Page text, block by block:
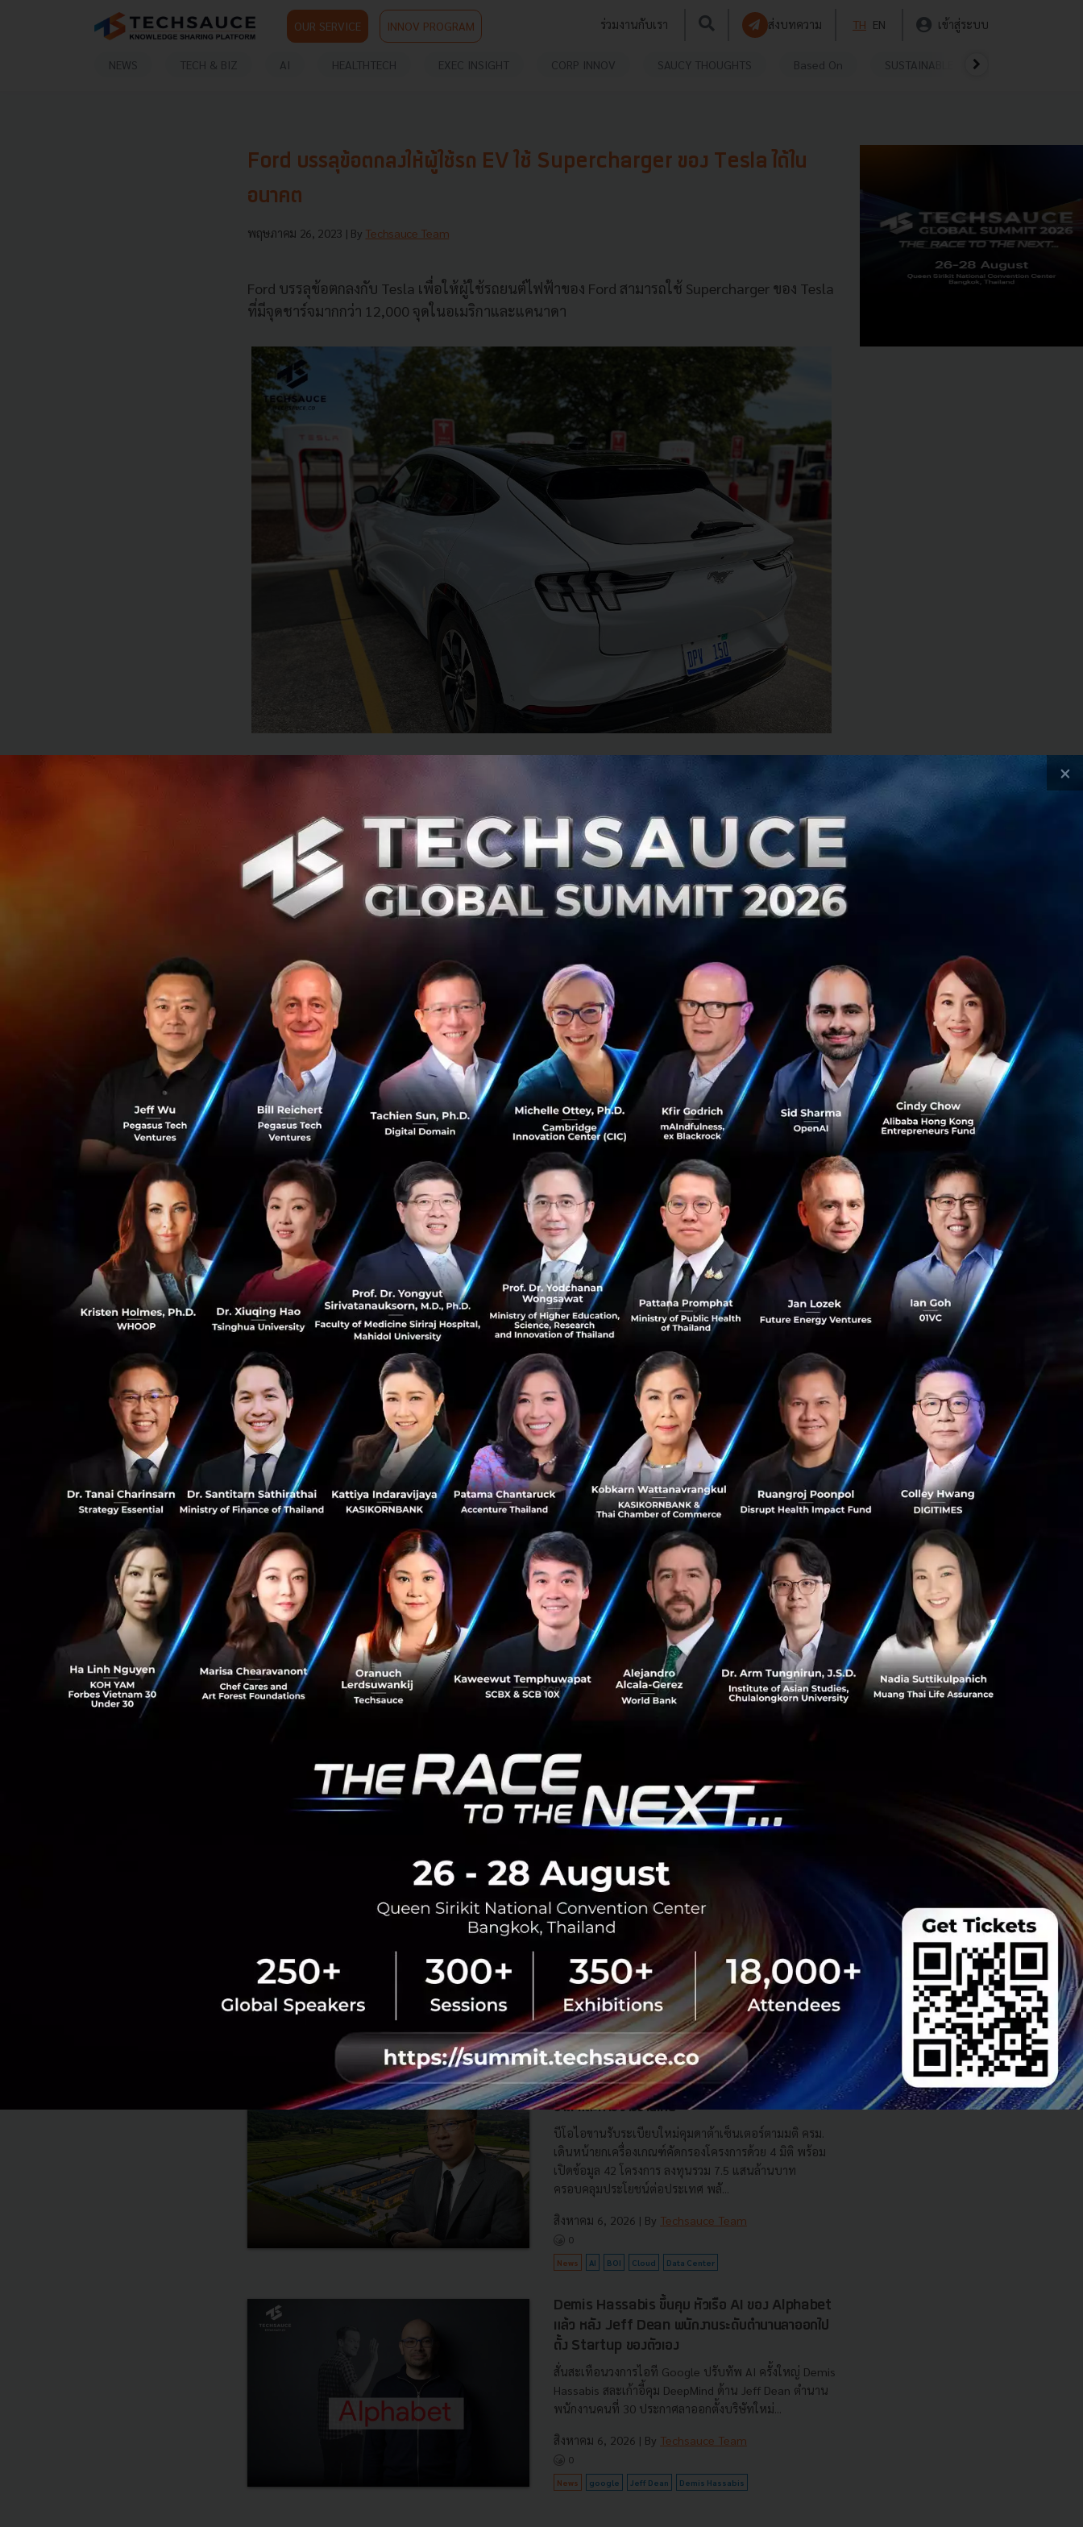
OUR SERVICE INNOV PROGRAM ร่วมงานกับเรา ส่งบทความ TH EN เข้าสู่ระบบ
NEWS TECH & BIZ AI HEALTHTECH EXEC INSIGHT CORP INNOV SAUCY THOUGHTS Based On SUSTAINABLE
0
0
Ford บรรลุข้อตกลงให้ผู้ใช้รถ EV ใช้ Supercharger ของ Tesla ได้ใน
อนาคต
พฤษภาคม 26, 2023 | By Techsauce Team
Ford บรรลุข้อตกลงกับ Tesla เพื่อให้ผู้ใช้รถยนต์ไฟฟ้าของ Ford สามารถใช้ Supercharger ของ Tesla
ที่มีจุดชาร์จมากกว่า 12,000 จุดในอเมริกาและแคนาดา
Ford ได้เข้าร่วมบรรลุข้อตกลงกับ Tesla ในการให้ผู้ที่ใช้รถยนต์ EV ของ Ford สามารถใช้งาน
Supercharger ของ Tesla ได้ในอเมริกาและแคนาดา
มากไปกว่านั้นยังสามารถใช้หัวชาร์จของ Ford กับ Supercharger ของ Tesla ได้อีกด้วย ซึ่ง รถ EV รุ่น
ต่อไปของ Ford จะติดตั้งพอร์ตชาร์จของ Tesla ที่เรียกว่า North American Charging Standard
รุ่นที่ 2 ของ Ford จะตามมาทีหลัง
ข้อตกลงดังกล่าวนี้เกิดขึ้นระหว่างการไลฟ์คุยกันใน Twitter Space ของ Elon Musk CEO ของ Tesla
และ Jim Farley CEO ของ Ford
ในรถยนต์ EV รุ่นที่ 2 ของ Ford ที่มีพอร์ต NACS จะมีตัวเลือกในการชาร์จที่เป็นมาตราฐานแบบ CCS (
Combined Charging System) ซึ่งใช้กันทั่วไปในอเมริกาเหนือ
Ford ระบุว่าราคาของอะแดปเตอร์จะไม่สูงมาก และจะมีตัวเลือกในการชำระเงินหลากหลายแบบ เช่น
การสมัครสมาชิก ซึ่งราคาจะอยู่ในช่วงหนึ่งร้อยดอลลาร์
ลูกค้ารถยนต์ไฟฟ้าของ Ford จะได้ใช้ตัวอะแดปเตอร์ชาร์จที่พัฒนาโดย Tesla ทั้งนี้ก็เพื่อให้รถยนต์
Ford F-150 Lightning, Mustang Mach-E, และ E-Transit ที่มีพอร์ตชาร์จแบบ Combined Charging
System สามารถเข้าถึง Supercharger V3 ของ Tesla ได้
ตามคำแถลงของ CEO Ford และ Tesla ลูกค้าของ Ford จะสามารถใช้ Supercharger หรือ Fast-
charger ได้ในช่วงฤดูใบไม้ผลิ ปี 2024
ลูกค้าของ Ford สามารถการเข้าถึงเครือข่ายการชาร์จสาธารณะที่เรียกว่า BlueOval Charge Network
ซึ่งประกอบด้วยชาร์จเต็มรูปแบบมากกว่า 84,000 จุดแบบ Fast-Charger และเข้าถึงเครื่องชาร์จแบบ
DC Fast-Charger กว่า 10,000 จุด
นอกจากนี้ตัวแทนจำหน่ายของ Ford กำลังเพิ่มจุด Fast-Charger และสถานที่สำหรับติดตั้งเครือข่าย
BlueOval Charge Network ประมาณ 1,800 จุดในอมริกาและแคนาดา
สำหรับเมืองไทย Tesla ก็เริ่มเข้ามาตั้งศูนย์จำหน่ายที่ประเทศไทย จึงน่าจับตามองอย่างยิ่งว่าใน
อนาคต ประชาชนชาวไทยที่ใช้ Ford หรือ Tesla จะสามารถใช้หัวชาร์จแบบเดียวกับที่กำลังทำใน
อเมริกาและแคนาดาหรือไม่
ที่มา :TechCrunch,The Verge
News ev ford tesla elon-musk ev-charger supercharger fast-charger
RELATED ARTICLE
นวัตกรรม–ปฏิรูประบบราชการ เพื่อยกระดับขีดความ
สามารถประเทศ
นายอนุทิน ชาญวีรกูล นายกรัฐมนตรีและรัฐมนตรีว่าการ
กระทรวงมหาดไทย กล่าวปาฐกถาพิเศษในหัวข้อ “ฝ่าวิกฤติ
รับมือระเบียบโลกใหม่” ในงาน The INTANIA Forum...
สิงหาคม 6, 2026| By Techsauce Team
0
News ประเทศไทย เศรษฐกิจไทย
BOI รื้อเกณฑ์ Data Center ชู 4 มิติดันไทยสู่ฮับ AI
ยั่งยืน คุมเข้มใช้พลังงาน ทรัพยากรน้ำ พร้อมตอบโจทย์
ชาติ และการจ้างงานไทย
บีโอไอขานรับระเบียบใหม่คุมดาต้าเซ็นเตอร์ตามมติ ครม.
เดินหน้ายกเครื่องเกณฑ์คัดกรองโครงการด้วย 4 มิติ พร้อม
เปิดข้อมูล 42 โครงการ ลงทุนรวม 7.5 แสนล้านบาท
ครอบคลุมประโยชน์ต่อประเทศ พลั...
สิงหาคม 6, 2026 | By Techsauce Team
0
News AI BOI Cloud Data Center
Demis Hassabis ขึ้นคุม หัวเรือ AI ของ Alphabet
แล้ว หลัง Jeff Dean พนักงานระดับตำนานลาออกไป
ตั้ง Startup ของตัวเอง
สั่นสะเทือนวงการไอที Google ปรับทัพ AI ครั้งใหญ่ Demis
Hassabis สละเก้าอี้คุม DeepMind ด้าน Jeff Dean ตำนาน
พนักงานคนที่ 30 ประกาศลาออกตั้งบริษัทใหม่...
สิงหาคม 6, 2026 | By Techsauce Team
0
News google Jeff Dean Demis Hassabis
×